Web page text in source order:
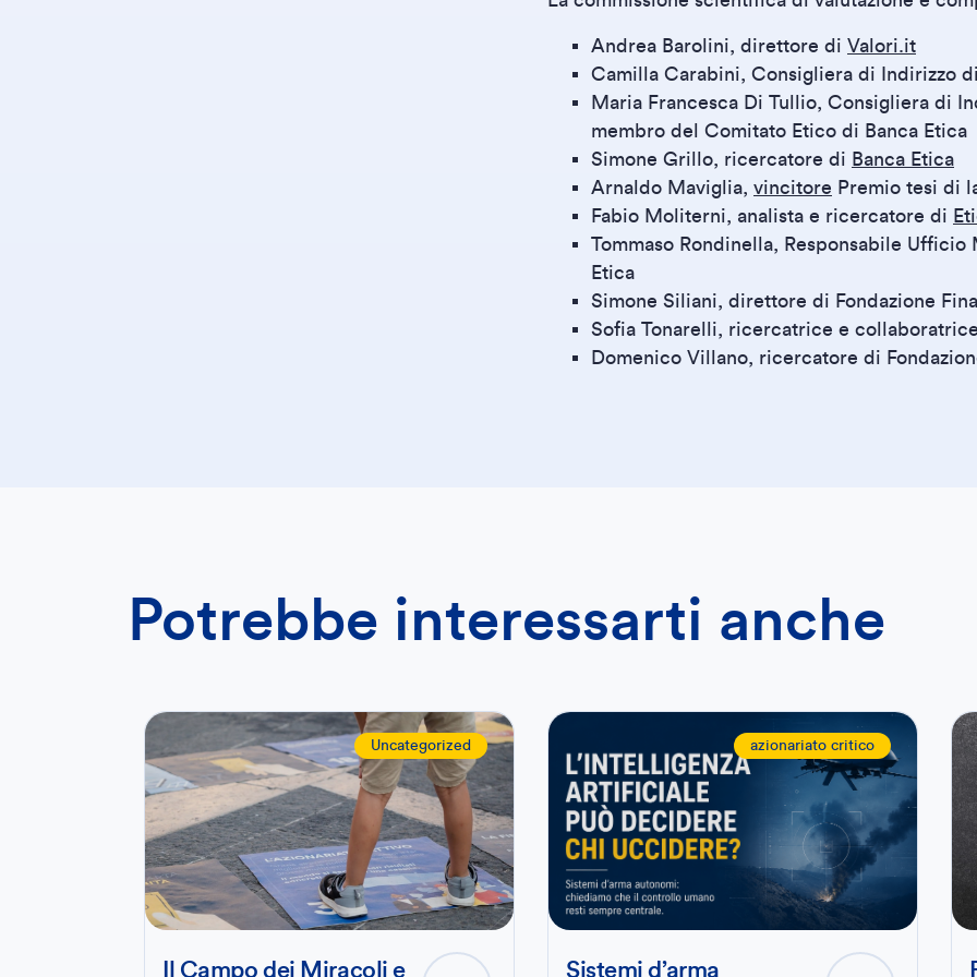
Andrea Barolini, direttore di Valori.it
Camilla Carabini, Consigliera di Indirizzo
Maria Francesca Di Tullio, Consigliera di
membro del Comitato Etico di Banca Etica
Simone Grillo, ricercatore di Banca Etica
Arnaldo Maviglia, vincitore Premio tesi di
Fabio Moliterni, analista e ricercatore di
Tommaso Rondinella, Responsabile
Etica
Simone Siliani, direttore di Fondazione
Sofia Tonarelli, ricercatrice e
Domenico Villano, ricercatore di
Potrebbe interessarti anche
Uncategorized
Il Campo dei Miracoli e
azionariato critico
Sistemi d’arma